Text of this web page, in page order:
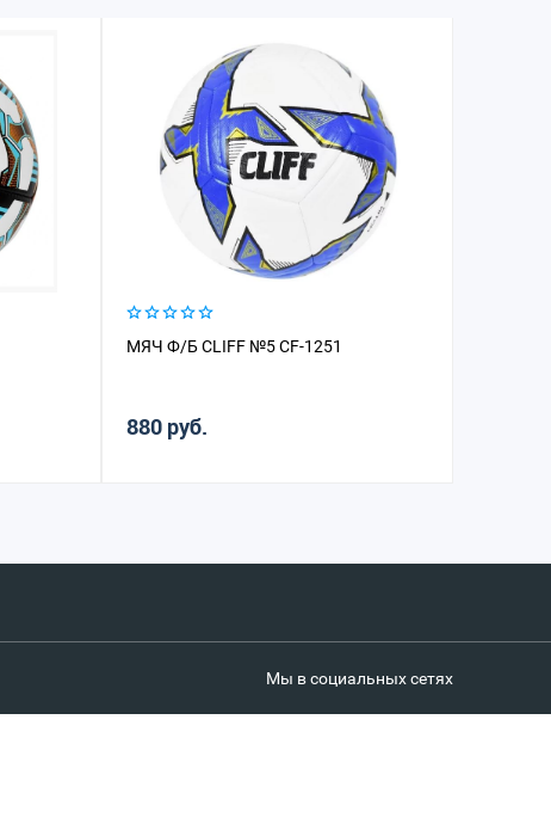
МЯЧ Ф/Б CLIFF №5 CF-1251
880 руб.
Мы в социальных сетях